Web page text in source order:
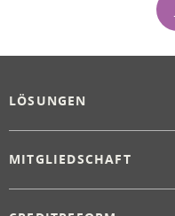
LÖSUNGEN
MITGLIEDSCHAFT